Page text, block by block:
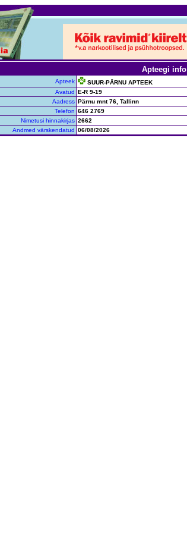
Apteegi info
Apteek
SUUR-PÄRNU APTEEK
Avatud E-R 9-19
Aadress Pärnu mnt 76, Tallinn
Telefon 646 2769
Nimetusi hinnakirjas 2662
Andmed värskendatud 06/08/2026